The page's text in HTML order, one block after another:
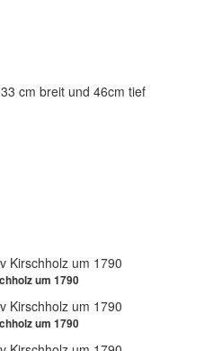
cm breit und 46cm tief
um 1790
um 1790